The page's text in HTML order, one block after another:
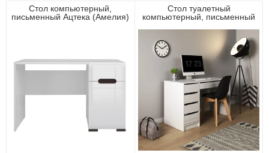
Стол компьютерный,
письменный Ацтека (Амелия)
Стол туалетный
компьютерный, письменный